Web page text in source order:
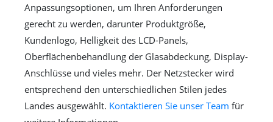
Anpassungsoptionen, um Ihren Anforderungen
gerecht zu werden, darunter Produktgröße,
Kundenlogo, Helligkeit des LCD-Panels,
Oberflächenbehandlung der Glasabdeckung, Display-
Anschlüsse und vieles mehr. Der Netzstecker wird
entsprechend den unterschiedlichen Stilen jedes
Landes ausgewählt. Kontaktieren Sie unser Team für